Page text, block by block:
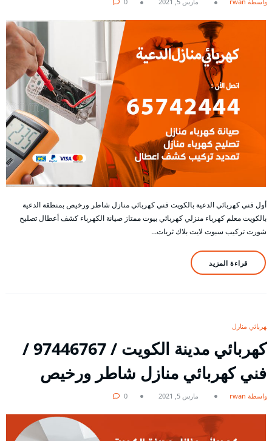
أول فني كهربائي الدعية بالكويت فني كهربائي منازل شاطر ورخيص بمنطقة الدعية
بالكويت معلم كهرباء منزلي كهربائي بيوت ممتاز صيانة الكهرباء كشف أعطال تصليح
شورت تركيب سبوت لايت بلاك ثريات…
قراءة المزيد
كهربائي منازل
كهربائي مدينة الكويت / 97446767 /
فني كهربائي منازل شاطر ورخيص
بواسطة rwan مارس 5, 2021 0